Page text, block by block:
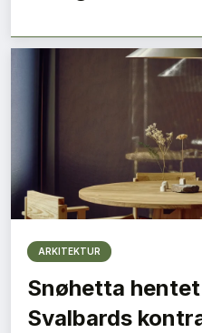
ARKITEKTUR
Snøhetta
Svalbards